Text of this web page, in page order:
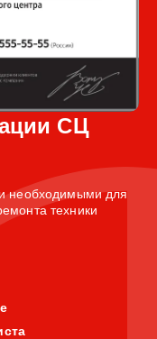
СЦ
необходимыми для
техники